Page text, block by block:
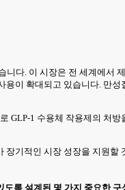
다. 이 시장은 전 세계에서
이 확대되고 있습니다. 만성
GLP-1 수용체 작용제의 처방
기적인 시장 성장을 지원할
록 설계된 몇 가지 중요한 구